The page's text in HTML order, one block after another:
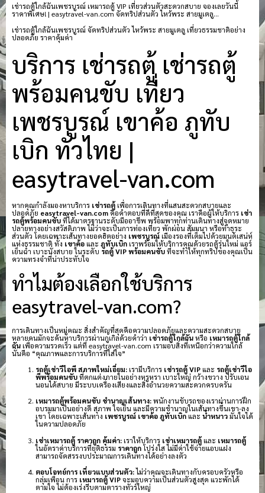
เช่ารถตู้ใกล้ฉันเพชรบูรณ์ เหมารถตู้ VIP เที่ยวส่วนตัวสะดวกสบาย จองเลยวันนี้
ราคาพิเศษ! | easytravel-van.com จัดทริปส่วนตัว ไหว้พระ สายมูเตลู…
เช่ารถตู้ใกล้ฉันเพชรบูรณ์ จัดทริปส่วนตัว ไหว้พระ สายมูเตลู เที่ยวธรรมชาติอย่าง
ปลอดภัย ราคาคุ้มค่า
บริการ เช่ารถตู้ เช่ารถตู้
พร้อมคนขับ เที่ยว
เพชรบูรณ์ เขาค้อ ภูทับ
เบิก ทั่วไทย |
easytravel-van.com
หากคุณกำลังมองหาบริการ เช่ารถตู้เพื่อการเดินทางที่แสนสะดวกสบายและ
ปลอดภัย easytravel-van.comคือคำตอบที่ดีที่สุดของคุณ เราคือผู้ให้บริการ เช่า
รถตู้พร้อมคนขับที่ได้มาตรฐานระดับมืออาชีพ พร้อมพาทุกท่านเดินทางสู่จุดหมาย
ปลายทางอย่างสวัสดิภาพ ไม่ว่าจะเป็นการท่องเที่ยว พักผ่อน สัมมนา หรือทำธุระ
ส่วนตัว โดยเฉพาะเส้นทางยอดฮิตอย่าง เพชรบูรณ์เมืองรองที่เต็มไปด้วยมนต์เสน่ห์
แห่งธรรมชาติ ทั้ง เขาค้อและ ภูทับเบิกเราพร้อมให้บริการคุณด้วยรถตู้รุ่นใหม่ แอร์
เย็นฉ่ำ เบาะนั่งสบาย ในระดับ รถตู้ VIP พร้อมคนขับที่จะทำให้ทุกทริปของคุณเป็น
ความทรงจำที่น่าประทับใจ
ทำไมต้องเลือกใช้บริการ
easytravel-van.com?
การเดินทางเป็นหมู่คณะ สิ่งสำคัญที่สุดคือความปลอดภัยและความสะดวกสบาย
หลายคนมักจะค้นหาบริการผ่านกูเกิลด้วยคำว่า เช่ารถตู้ใกล้ฉันหรือ เหมารถตู้ใกล้
ฉันเพื่อความรวดเร็ว แต่ที่ easytravel-van.com เรามอบสิ่งที่เหนือกว่าความใกล้
นั่นคือ “คุณภาพและการบริการที่ใส่ใจ”
รถตู้เช่าวีไอพี สภาพใหม่เอี่ยม:เรามีบริการ เช่ารถตู้ VIPและ รถตู้เช่าวีไอ
พีพร้อมคนขับที่ตกแต่งภายในอย่างหรูหรา เบาะใหญ่ กว้างขวาง ปรับเอน
นอนได้สบาย มีระบบเครื่องเสียงและสิ่งอำนวยความสะดวกครบครัน
เหมารถตู้พร้อมคนขับ ชำนาญเส้นทาง:พนักงานขับรถของเราผ่านการฝึก
อบรมมาเป็นอย่างดี สุภาพ ใจเย็น และมีความชำนาญในเส้นทางขึ้นเขา-ลง
เขา โดยเฉพาะเส้นทาง เพชรบูรณ์ เขาค้อภูทับเบิกและ น้ำหนาวมั่นใจได้
ในความปลอดภัย
เช่าเหมารถตู้ ราคาถูก คุ้มค่า:เราให้บริการ เช่าเหมารถตู้และ เหมารถตู้
ในอัตราค่าบริการที่ยุติธรรม ราคาถูกโปร่งใส ไม่มีค่าใช้จ่ายแอบแฝง
สามารถจัดสรรงบประมาณการเดินทางได้อย่างลงตัว
ตอบโจทย์การ เที่ยวแบบส่วนตัว:ไม่ว่าคุณจะเดินทางกับครอบครัวหรือ
กลุ่มเพื่อน การ เหมารถตู้ VIPจะมอบความเป็นส่วนตัวสูงสุด แวะพักได้
ตามใจ ไม่ต้องเร่งรีบตามตารางทัวร์ใหญ่